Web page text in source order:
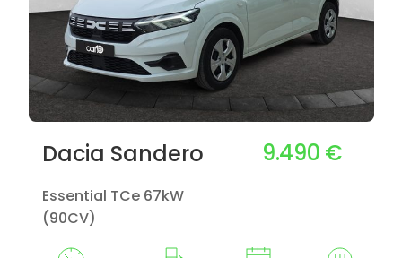
Dacia Sandero
Essential TCe 67kW
(90CV)
9.490 €